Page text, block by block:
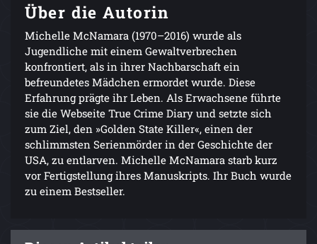
Über die Autorin
Michelle McNamara (1970–2016) wurde als
Jugendliche mit einem Gewaltverbrechen
konfrontiert, als in ihrer Nachbarschaft ein
befreundetes Mädchen ermordet wurde. Diese
Erfahrung prägte ihr Leben. Als Erwachsene führte
sie die Webseite True Crime Diary und setzte sich
zum Ziel, den »Golden State Killer«, einen der
schlimmsten Serienmörder in der Geschichte der
USA, zu entlarven. Michelle McNamara starb kurz
vor Fertigstellung ihres Manuskripts. Ihr Buch wurde
zu einem Bestseller.